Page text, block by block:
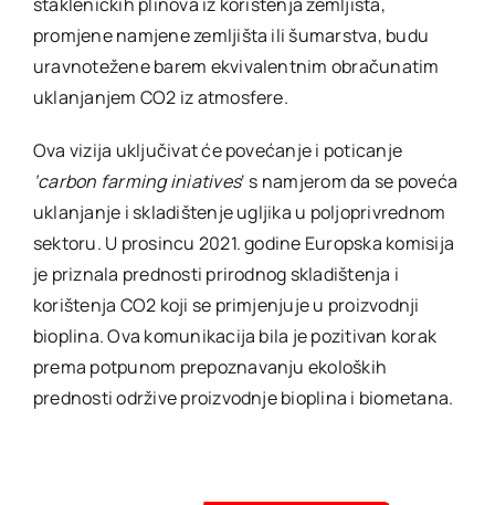
promjene namjene zemljišta ili šumarstva, budu
uravnotežene barem ekvivalentnim obračunatim
uklanjanjem CO2 iz atmosfere.
Ova vizija uključivat će povećanje i poticanje
‘carbon farming iniatives‘ s namjerom da se poveća
uklanjanje i skladištenje ugljika u poljoprivrednom
sektoru. U prosincu 2021. godine Europska komisija
je priznala prednosti prirodnog skladištenja i
korištenja CO2 koji se primjenjuje u proizvodnji
bioplina. Ova komunikacija bila je pozitivan korak
prema potpunom prepoznavanju ekoloških
prednosti održive proizvodnje bioplina i biometana.